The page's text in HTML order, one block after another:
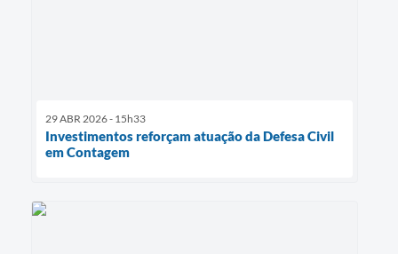
29 ABR 2026 - 15h33
Investimentos reforçam atuação da Defesa Civil
em Contagem